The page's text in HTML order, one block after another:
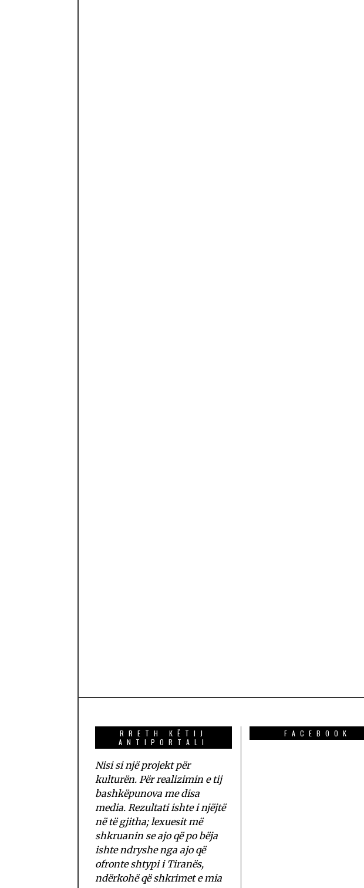
RRETH KËTIJ
ANTIPORTALI
Nisi si një projekt për
kulturën. Për realizimin e tij
bashkëpunova me disa
media. Rezultati ishte i njëjtë
në të gjitha; lexuesit më
shkruanin se ajo që po bëja
ishte ndryshe nga ajo që
ofronte shtypi i Tiranës,
ndërkohë që shkrimet e mia
FACEBOOK